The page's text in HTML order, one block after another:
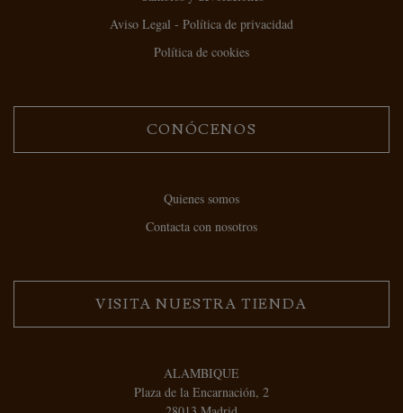
Aviso Legal - Política de privacidad
Política de cookies
CONÓCENOS
Quienes somos
Contacta con nosotros
VISITA NUESTRA TIENDA
ALAMBIQUE
Plaza de la Encarnación, 2